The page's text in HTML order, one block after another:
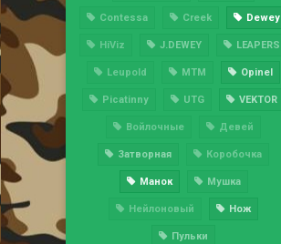
Contessa Creek Dewey
HiViz J.DEWEY LEAPERS
Leupold MTM Opinel
Picatinny UTG VEKTOR
Войлочные Девей
Затворная Коробочка
Манок Мушка
Нейлоновый Нож
Пульки